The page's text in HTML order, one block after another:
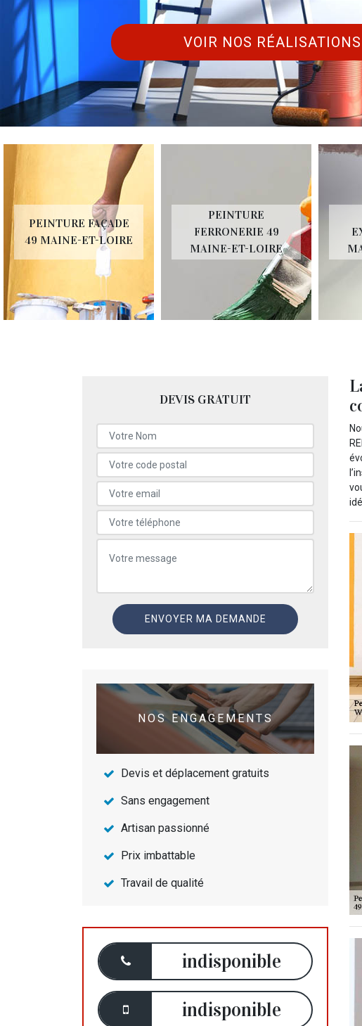
VOIR NOS RÉALISATIONS
PEINTURE FAÇADE
49 MAINE-ET-LOIRE
PEINTURE
FERRONERIE 49
MAINE-ET-LOIRE
DEVIS GRATUIT
NOS ENGAGEMENTS
Devis et déplacement gratuits
Sans engagement
Artisan passionné
Prix imbattable
Travail de qualité
indisponible
indisponible